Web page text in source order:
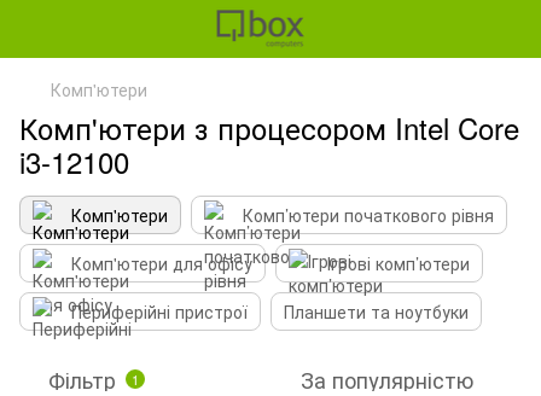
Комп'ютери
Комп'ютери з процесором Intel Core
i3-12100
Комп'ютери
Комп’ютери початкового рівня
Комп'ютери для офісу
Ігрові комп’ютери
Периферійні пристрої
Планшети та ноутбуки
Фільтр 1 За популярністю